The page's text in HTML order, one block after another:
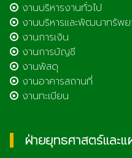
งานบริหารงานทั่วไป
งานบริหารและพัฒนาทรัพ
งานการเงิน
งานการบัญชี
งานพัสดุ
งานอาคารสถานที่
งานทะเบียน
ฝ่ายยุทธศาสตร์และ